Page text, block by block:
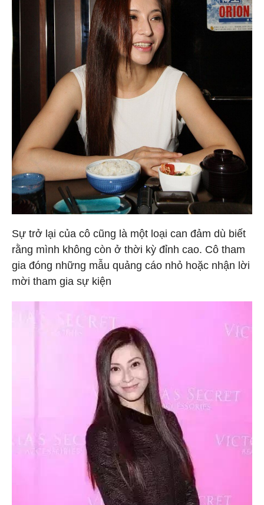
Sự trở lại của cô cũng là một loại can đảm dù biết
rằng mình không còn ở thời kỳ đỉnh cao. Cô tham
gia đóng những mẫu quảng cáo nhỏ hoặc nhận lời
mời tham gia sự kiện